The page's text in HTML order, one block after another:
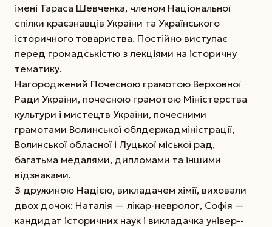
імені Тараса Шевченка, членом Національної
спілки крає­знавців України та Українського
історичного товариства. Постійно виступає
перед громадськістю з лекціями на історичну
тематику.
Нагороджений Почесною грамотою Верхов­ної
Ради України, почесною грамотою Міністерства
культури і мистецтв України, почесними
грамотами Волинської облдержадміністрації,
Волинської обласної і Луцької міської рад,
багатьма медалями, дипломами та іншими
відзнаками.
З дружиною Надією, викладачем хімії, вихо­ва­ли
двох дочок: Наталія — лікар-невролог, Софія —
кандидат історичних наук і викладачка універ-­